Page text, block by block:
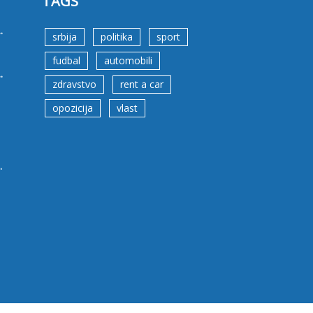
srbija politika
sport
fudbal
automobili
zdravstvo
rent a car
opozicija
vlast